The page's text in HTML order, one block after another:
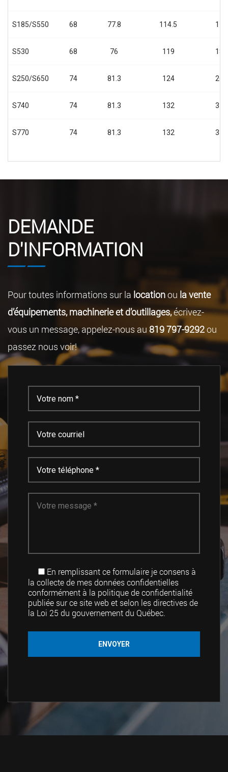
S185/S550 68 77.8 114.5
S530 68 76 119
S250/S650 74 81.3 124
S740 74 81.3 132
S770 74 81.3 132
DEMANDE
D'INFORMATION
Pour toutes informations sur la locationou la vente
d’équipements, machinerie et d’outillages,écrivez-
vous un message, appelez-nous au 819 797-9292ou
passez nous voir!
En remplissant ce formulaire je consens à
la collecte de mes données confidentielles
conformément à la politique de confidentialité
publiée sur ce site web et selon les directives de
la Loi 25 du gouvernement du Québec.